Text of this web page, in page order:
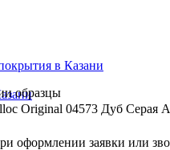
в Казани
Original 04573 Дуб Серая
оформлении заявки или
образцы